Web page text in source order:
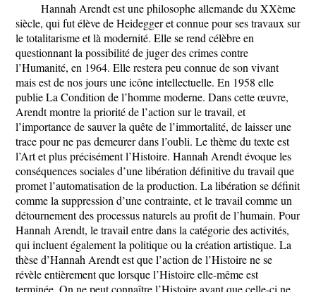
Hannah Arendt est une philosophe allemande du XXème
siècle, qui fut élève de Heidegger et connue pour ses travaux sur
le totalitarisme et là modernité. Elle se rend célèbre en
questionnant la possibilité de juger des crimes contre
l’Humanité, en 1964. Elle restera peu connue de son vivant
mais est de nos jours une icône intellectuelle. En 1958 elle
publie La Condition de l’homme moderne. Dans cette œuvre,
Arendt montre la priorité de l’action sur le travail, et
l’importance de sauver la quête de l’immortalité, de laisser une
trace pour ne pas demeurer dans l’oubli. Le thème du texte est
l’Art et plus précisément l’Histoire. Hannah Arendt évoque les
conséquences sociales d’une libération définitive du travail que
promet l’automatisation de la production. La libération se définit
comme la suppression d’une contrainte, et le travail comme un
détournement des processus naturels au profit de l’humain. Pour
Hannah Arendt, le travail entre dans la catégorie des activités,
qui incluent également la politique ou la création artistique. La
thèse d’Hannah Arendt est que l’action de l’Histoire ne se
révèle entièrement que lorsque l’Histoire elle-même est
terminée. On ne peut connaître l’Histoire avant que celle-ci ne